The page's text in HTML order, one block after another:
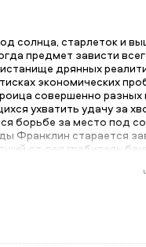
солнца, старлеток и
предмет зависти
дрянных
экономических
совершенно разных
ухватить удачу за
борьбе за место под
Франклин старается
от дел грабитель
на насилии
жизни и учиняют серию
– или пан, или пропал.